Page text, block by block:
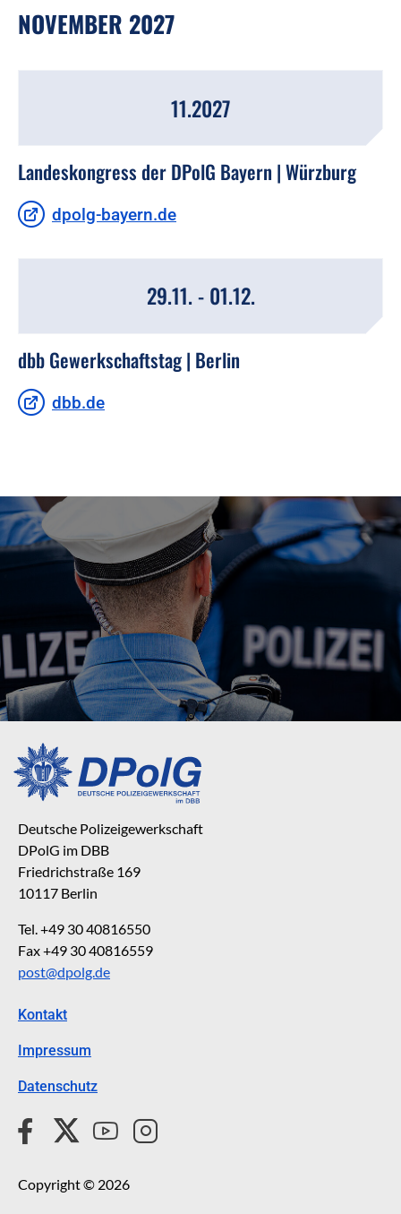
NOVEMBER 2027
11.2027
Landeskongress der DPolG Bayern | Würzburg
dpolg-bayern.de
29.11. - 01.12.
dbb Gewerkschaftstag | Berlin
dbb.de
Deutsche Polizeigewerkschaft
DPolG im DBB
Friedrichstraße 169
10117 Berlin
Tel. +49 30 40816550
Fax +49 30 40816559
post@dpolg.de
Kontakt
Impressum
Datenschutz
Copyright © 2026